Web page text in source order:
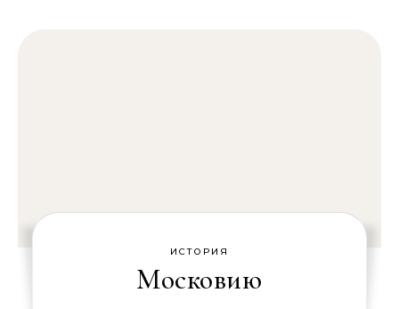
ИСТОРИЯ
Московию